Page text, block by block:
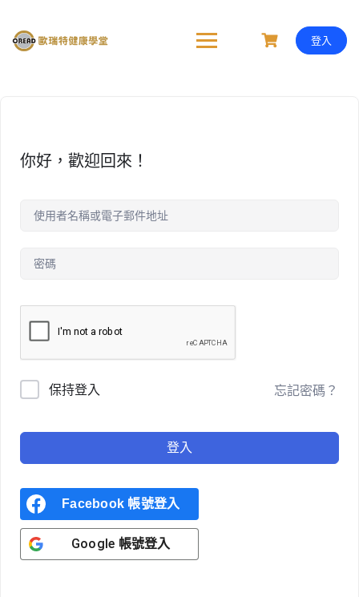
content
登入
你好，歡迎回來！
保持登入 忘記密碼？
登入
Facebook 帳號登入
Google 帳號登入